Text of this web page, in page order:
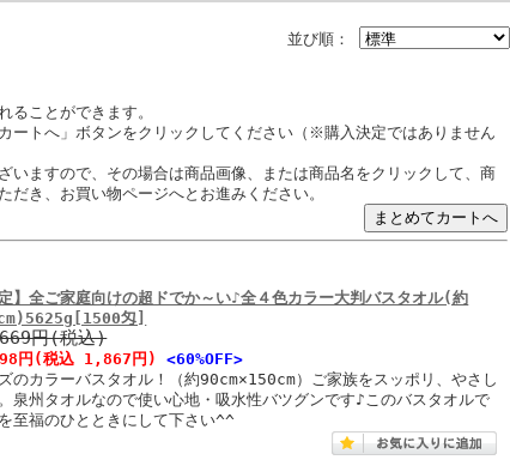
並び順：
ることができます。
ートへ」ボタンをクリックしてください（※購入決定ではありません
いますので、その場合は商品画像、または商品名をクリックして、商
だき、お買い物ページへとお進みください。
定】全ご家庭向けの超ドでか～い♪全４色カラー大判バスタオル(約
匁]
円(税込)
円 (税込 1,867円)<60%OFF>
のカラーバスタオル！（約90cm×150cm）ご家族をスッポリ、やさし
泉州タオルなので使い心地・吸水性バツグンです♪このバスタオルで
至福のひとときにして下さい^^